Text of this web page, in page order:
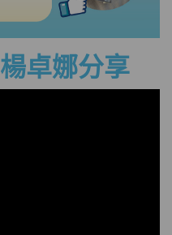
楊卓娜分享